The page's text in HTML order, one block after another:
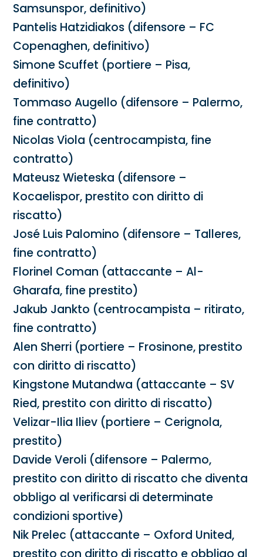
Samsunspor, definitivo)
Pantelis Hatzidiakos (difensore – FC
Copenaghen, definitivo)
Simone Scuffet (portiere – Pisa,
definitivo)
Tommaso Augello (difensore – Palermo,
fine contratto)
Nicolas Viola (centrocampista, fine
contratto)
Mateusz Wieteska (difensore –
Kocaelispor, prestito con diritto di
riscatto)
José Luis Palomino (difensore – Talleres,
fine contratto)
Florinel Coman (attaccante – Al-
Gharafa, fine prestito)
Jakub Jankto (centrocampista – ritirato,
fine contratto)
Alen Sherri (portiere – Frosinone, prestito
con diritto di riscatto)
Kingstone Mutandwa (attaccante – SV
Ried, prestito con diritto di riscatto)
Velizar-Ilia Iliev (portiere – Cerignola,
prestito)
Davide Veroli (difensore – Palermo,
prestito con diritto di riscatto che diventa
obbligo al verificarsi di determinate
condizioni sportive)
Nik Prelec (attaccante – Oxford United,